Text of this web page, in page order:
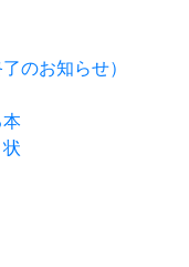
のお知らせ）